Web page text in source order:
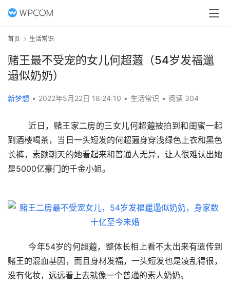
首页 生活常识
赌王最不受宠的女儿何超蕸（54岁发福邋
遢似奶奶）
新梦想 • 2022年5月22日 18:24:10 • 生活常识 • 阅读 304
	近日，赌王家二房的三女儿何超蕸被拍到和闺蜜一起
到酒楼喝茶，当日一头短发的何超蕸身穿浅绿色上衣和黑色
长裤，素颜朝天的她看起来和普通人无异，让人很难认出她
是5000亿豪门的千金小姐。
	今年54岁的何超蕸，整体长相上看不太出来有遗传到
赌王的混血基因，而且身材发福，一头短发也是凌乱得很，
没有化妆，远远看上去就像一个普通的素人奶奶。